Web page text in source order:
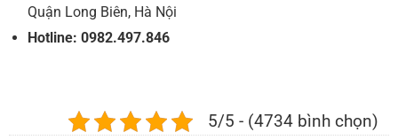
Quận Long Biên, Hà Nội
Hotline: 0982.497.846
5/5 - (4734 bình chọn)